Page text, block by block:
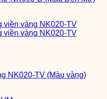
NK020-TV (Màu vàng)